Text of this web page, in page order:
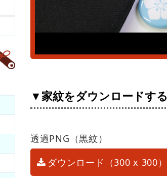
▼家紋をダウンロードする
透過PNG（黒紋）
ダウンロード（300 x 300）